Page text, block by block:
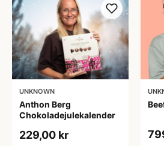
UNKNOWN
Anthon Berg
Chokoladejulekalender
229,00 kr